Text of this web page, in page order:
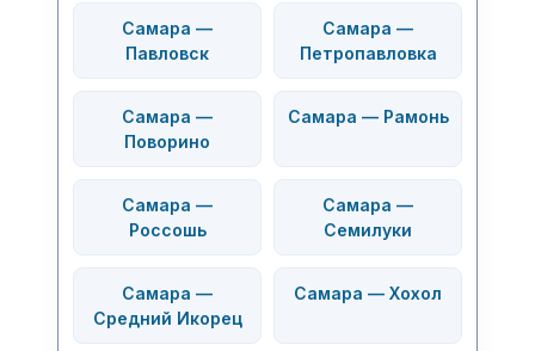
Самара —
Павловск
Самара —
Петропавловка
Самара —
Поворино
Самара — Рамонь
Самара —
Россошь
Самара —
Семилуки
Самара —
Средний Икорец
Самара — Хохол